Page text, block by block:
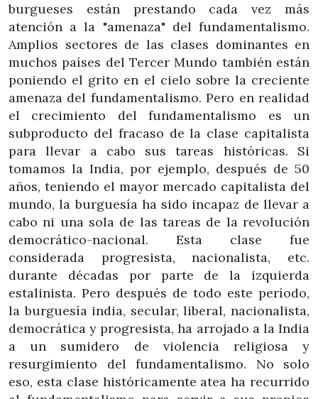
burgueses están prestando cada vez más
atención a la "amenaza" del fundamentalismo.
Amplios sectores de las clases dominantes en
muchos países del Tercer Mundo también están
poniendo el grito en el cielo sobre la creciente
amenaza del fundamentalismo. Pero en realidad
el crecimiento del fundamentalismo es un
subproducto del fracaso de la clase capitalista
para llevar a cabo sus tareas históricas. Si
tomamos la India, por ejemplo, después de 50
años, teniendo el mayor mercado capitalista del
mundo, la burguesía ha sido incapaz de llevar a
cabo ni una sola de las tareas de la revolución
democrático-nacional. Esta clase fue
considerada progresista, nacionalista, etc.
durante décadas por parte de la izquierda
estalinista. Pero después de todo este período,
la burguesía india, secular, liberal, nacionalista,
democrática y progresista, ha arrojado a la India
a un sumidero de violencia religiosa y
resurgimiento del fundamentalismo. No solo
eso, esta clase históricamente atea ha recurrido